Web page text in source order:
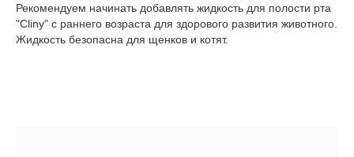
Рекомендуем начинать добавлять жидкость для полости рта
"Cliny" с раннего возраста для здорового развития животного.
Жидкость безопасна для щенков и котят.